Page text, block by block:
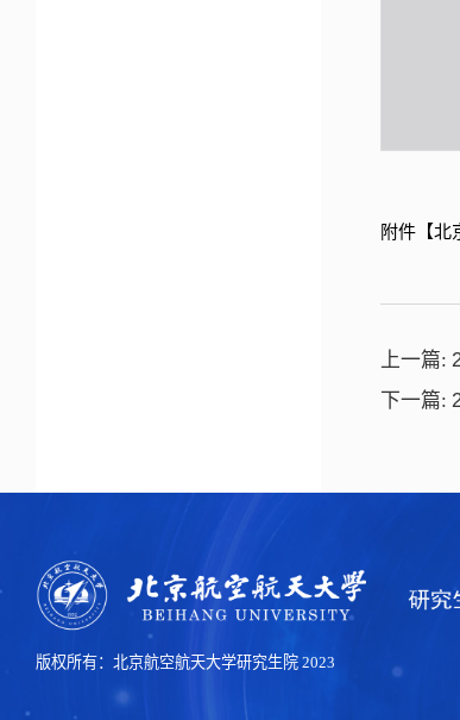
附件【北
上一篇:
下一篇:
版权所有：北京航空航天大学研究生院 2023